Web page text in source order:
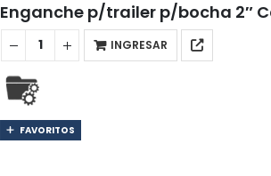
Enganche p/trailer p/bocha 2″
INGRESAR
FAVORITOS